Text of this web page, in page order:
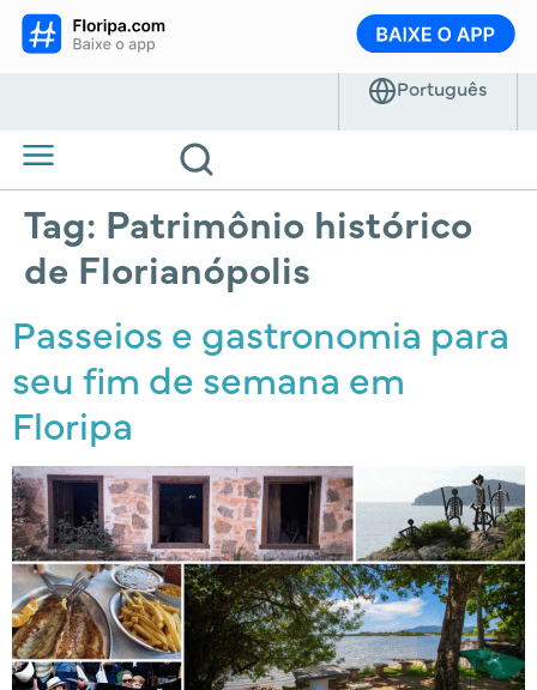
Tag: Patrimônio histórico
de Florianópolis
Passeios e gastronomia para
seu fim de semana em
Floripa